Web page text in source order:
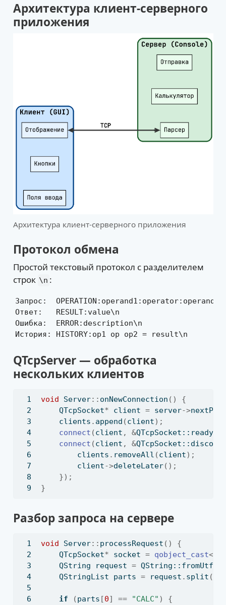
Архитектура клиент-серверного
приложения
Архитектура клиент-серверного приложения
Протокол обмена
Простой текстовый протокол с разделителем
строк \n :
Запрос:
Ответ:   RESULT:value\n
Ошибка:  ERROR:description\n
История: HISTORY:op1 op op2 = result\n
QTcpServer — обработка
нескольких клиентов
void Server:: onNewConnection ()
{
QTcpSocket* client = server->
    clients
. append (client);
connect (client , &
connect (client , &
        clients
. removeAll (client);
        client
->deleteLater();
});
}
Разбор запроса на сервере
void Server:: processRequest ()
{
QTcpSocket* socket = qobject_cast<
QString request = QString::fromUtf8
QStringList parts = request . split (
if (parts [0] == "CALC" )
{